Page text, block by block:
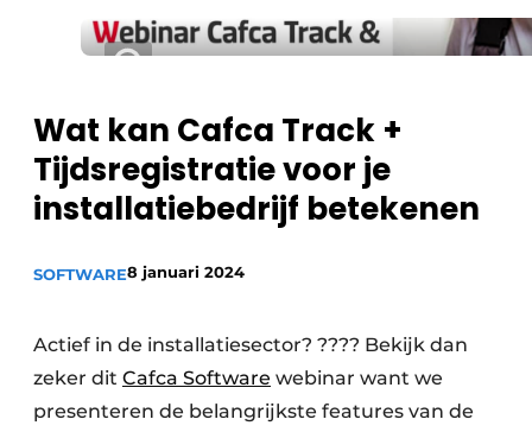
Meest gelezen
Podcasts
Privacy / Cookie statement
Vacature aanmelden
Video’s
Panelgesprek
HVAC
Sanitair
Ventilatie
Wat kan Cafca Track +
Tijdsregistratie voor je
installatiebedrijf betekenen
SOFTWARE8 januari 2024
Actief in de installatiesector? ???? Bekijk dan
zeker dit Cafca Software webinar want we
presenteren de belangrijkste features van de